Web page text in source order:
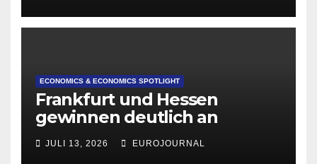
ECONOMICS & ECONOMICS SPOTLIGHT
Frankfurt und Hessen
gewinnen deutlich an
Attraktivität für Startup-
Gründungen
JULI 13, 2026 EUROJOURNAL